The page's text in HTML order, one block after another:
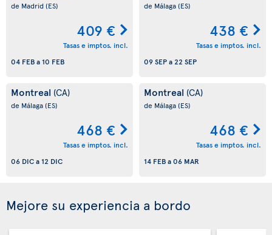
de Madrid(ES)
409 €
Tasas e imptos. incl.
04 FEBa 10 FEB
de Málaga(ES)
438 €
Tasas e imptos. incl.
09 SEPa22 SEP
Montreal (CA)
de Málaga(ES)
468 €
Tasas e imptos. incl.
06 DICa 12 DIC
Montreal (CA)
de Málaga(ES)
468 €
Tasas e imptos. incl.
14 FEBa06 MAR
Mejore su experiencia a bordo